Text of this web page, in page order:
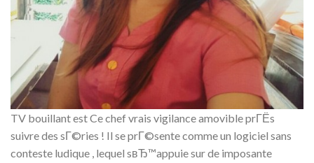
TV bouillant est Ce chef vrais vigilance amovible prГЁs
suivre des sГ©ries ! Il se prГ©sente comme un logiciel sans
conteste ludique , lequel sвЂ™appuie sur de imposante